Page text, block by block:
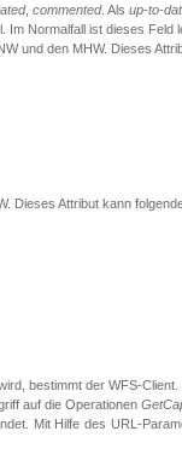
, commented. Als up-to-
Im Normalfall ist dieses Feld
und den MHW. Dieses
Dieses Attribut kann
bestimmt der WFS-Client.
auf die Operationen
Mit Hilfe des URL-